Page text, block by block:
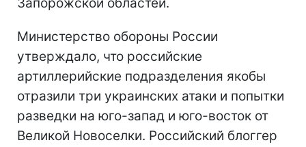
Запорожской областей.
Министерство обороны России
утверждало, что российские
артиллерийские подразделения якобы
отразили три украинских атаки и попытки
разведки на юго-запад и юго-восток от
Великой Новоселки. Российский блоггер